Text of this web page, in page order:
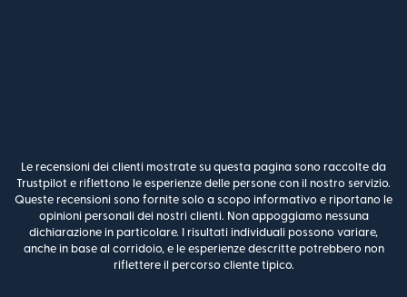
Le recensioni dei clienti mostrate su questa pagina sono raccolte da
Trustpilot e riflettono le esperienze delle persone con il nostro servizio.
Queste recensioni sono fornite solo a scopo informativo e riportano le
opinioni personali dei nostri clienti. Non appoggiamo nessuna
dichiarazione in particolare. I risultati individuali possono variare,
anche in base al corridoio, e le esperienze descritte potrebbero non
riflettere il percorso cliente tipico.